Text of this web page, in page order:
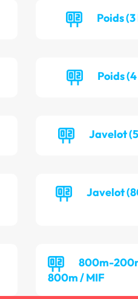
Poids
Poids
Javelot
Javelot
800m-
800m / MIF